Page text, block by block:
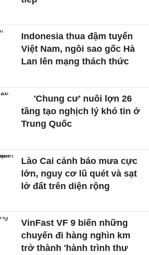
Indonesia thua đậm tuyển
Việt Nam, ngôi sao gốc Hà
Lan lên mạng thách thức
'Chung cư' nuôi lợn 26
tầng tạo nghịch lý khó tin ở
Trung Quốc
Lào Cai cảnh báo mưa cực
lớn, nguy cơ lũ quét và sạt
lở đất trên diện rộng
VinFast VF 9 biến những
chuyến đi hàng nghìn km
trở thành 'hành trình thư